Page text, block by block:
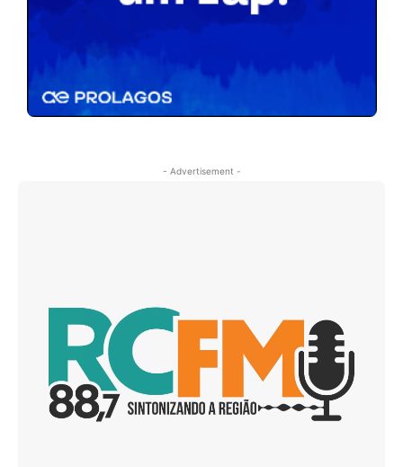
- Advertisement -